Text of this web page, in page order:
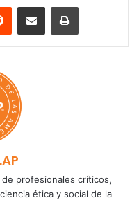
Reddit Share via Email Print
profesionales críticos,
ética y social de la